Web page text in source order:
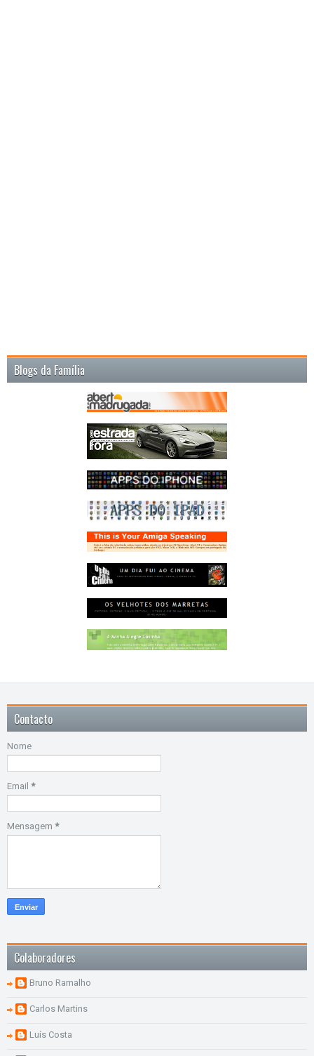
Blogs da Família
Contacto
Nome
Email *
Mensagem *
Colaboradores
Bruno Ramalho
Carlos Martins
Luís Costa